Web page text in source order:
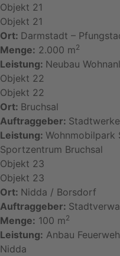
Objekt 21
Objekt 21
Ort: Darmstadt –
Menge: 2.000 m2
Leistung: Neubau
Objekt 22
Objekt 22
Ort: Bruchsal
Auftraggeber:
Leistung: Wohnmobilpark
Sportzentrum Bruchsal
Objekt 23
Objekt 23
Ort: Nidda / Borsdorf
Auftraggeber:
Menge: 100 m2
Leistung: Anbau
Nidda